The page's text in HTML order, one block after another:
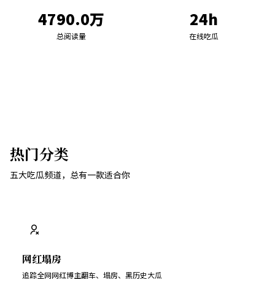
4790.0万
总阅读量
24h
在线吃瓜
热门分类
五大吃瓜频道，总有一款适合你
网红塌房
追踪全网网红博主翻车、塌房、黑历史大瓜